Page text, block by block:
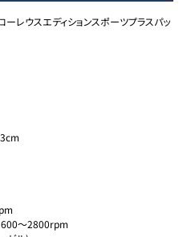
レウスエディションスポーツプラスパッ